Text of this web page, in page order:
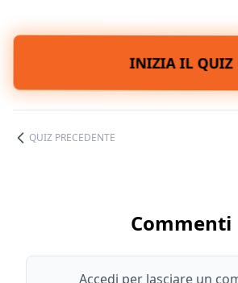
INIZIA IL QUIZ
QUIZ PRECEDENTE
Commenti
Accedi per lasciare un